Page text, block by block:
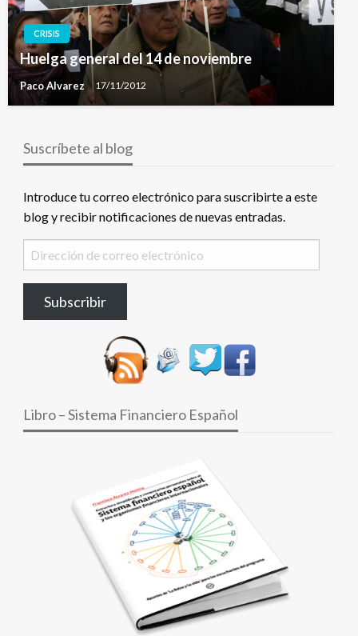
CRISIS
Huelga general del 14 de noviembre
Paco Alvarez 17/11/2012
Suscríbete al blog
Introduce tu correo electrónico para suscribirte a este
blog y recibir notificaciones de nuevas entradas.
Dirección
de
electrónico
Subscribir
Libro – Sistema Financiero Español